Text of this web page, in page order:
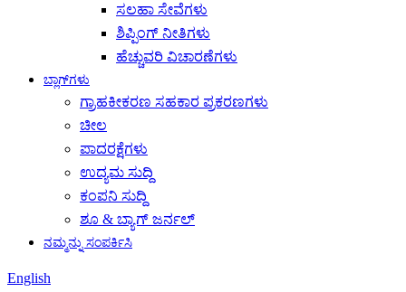
ಸಲಹಾ ಸೇವೆಗಳು
ಶಿಪ್ಪಿಂಗ್ ನೀತಿಗಳು
ಹೆಚ್ಚುವರಿ ವಿಚಾರಣೆಗಳು
ಬ್ಲಾಗ್‌ಗಳು
ಗ್ರಾಹಕೀಕರಣ ಸಹಕಾರ ಪ್ರಕರಣಗಳು
ಚೀಲ
ಪಾದರಕ್ಷೆಗಳು
ಉದ್ಯಮ ಸುದ್ದಿ
ಕಂಪನಿ ಸುದ್ದಿ
ಶೂ & ಬ್ಯಾಗ್ ಜರ್ನಲ್
ನಮ್ಮನ್ನು ಸಂಪರ್ಕಿಸಿ
English